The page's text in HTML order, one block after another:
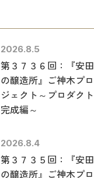
2026.8.5
第３７３６回：『安田
の醸造所』ご神木プロ
ジェクト～プロダクト
完成編～
2026.8.4
第３７３５回：『安田
の醸造所』ご神木プロ